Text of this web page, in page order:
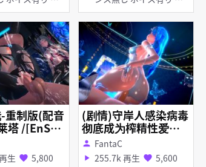
あまあま 撮
乱 淫紋
トッキング メ
精 デ
ィープスロート フェラ
教・開発 陵辱 無理やり
タイツ・ストッキング お
漏らし・潮吹き 拘束 乱
交
重制版(配音
塔 /[EnSu
Remake
生 favorite 5,800
(剧情)守岸人感染病毒
彻底成为榨精性爱机
器 (EnSub) Shorekee
per
person FantaC
play_arrow 255.7k 再生 favorite 5,600